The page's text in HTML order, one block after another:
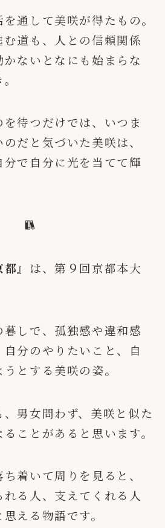
通して美咲が得たもの。
道も、人との信頼関係
ないとなにも始まらな
待つだけでは、いつま
だと気づいた美咲は、
分で自分に光を当てて輝
』 は、第９回京都本大
しで、孤独感や違和感
分のやりたいこと、自
とする美咲の姿。
男女問わず、美咲と似た
ことがあると思います。
着いて周りを見ると、
る人、支えてくれる人
える物語です。